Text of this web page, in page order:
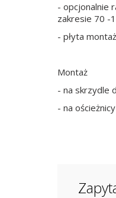
- opcjonalnie
zakresie 70 -
- płyta
Montaż
- na skrzydle
- na